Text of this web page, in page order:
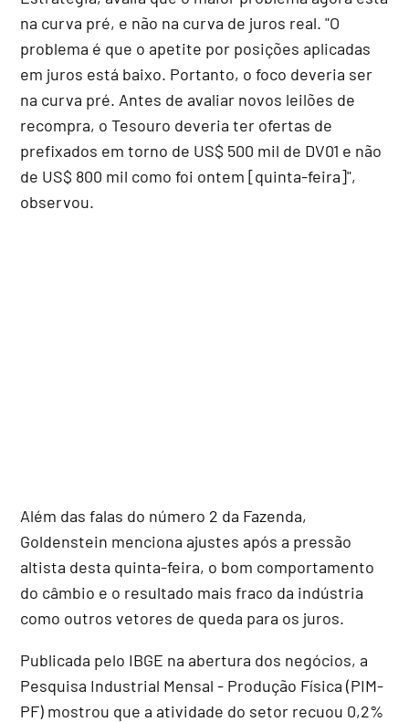
na curva pré, e não na curva de juros real. "O
problema é que o apetite por posições aplicadas
em juros está baixo. Portanto, o foco deveria ser
na curva pré. Antes de avaliar novos leilões de
recompra, o Tesouro deveria ter ofertas de
prefixados em torno de US$ 500 mil de DV01 e não
de US$ 800 mil como foi ontem [quinta-feira]",
observou.
Além das falas do número 2 da Fazenda,
Goldenstein menciona ajustes após a pressão
altista desta quinta-feira, o bom comportamento
do câmbio e o resultado mais fraco da indústria
como outros vetores de queda para os juros.
Publicada pelo IBGE na abertura dos negócios, a
Pesquisa Industrial Mensal - Produção Física (PIM-
PF) mostrou que a atividade do setor recuou 0,2%